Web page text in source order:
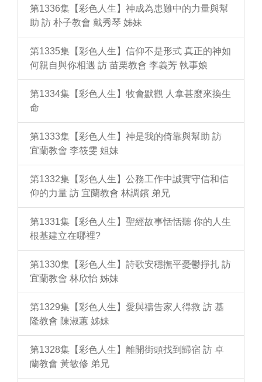
第1336集【彩色人生】神成為患難中的力量與幫
助 訪 朴子教會 戴秀琴 姊妹
第1335集【彩色人生】信仰不是形式 真正的神如
何親自與你相遇 訪 苗栗教會 李義芳 執事娘
第1334集【彩色人生】牧會默觀 人拿甚麼來換生
命
第1333集【彩色人生】神是我的倚靠與幫助 訪
宜蘭教會 李筱雯 姐妹
第1332集【彩色人生】公務工作中誠實守信和信
仰的力量 訪 宜蘭教會 林調鑌 弟兄
第1331集【彩色人生】聖經故事恬恬聽 你的人生
根基建立在哪裡?
第1330集【彩色人生】詩歌安穩撫平憂鬱掙扎 訪
宜蘭教會 林欣怡 姊妹
第1329集【彩色人生】愛與禱告家人得救 訪 基
隆教會 陳淑蕙 姊妹
第1328集【彩色人生】離開街頭找到歸宿 訪 卓
蘭教會 黃敏修 弟兄